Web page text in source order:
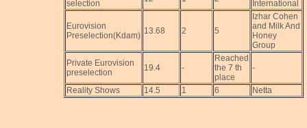
selection
International
Eurovision
Preselection(Kdam) 13.68 2 5
Izhar Cohen
and Milk And
Honey
Group
Private Eurovision
preselection
19.4 -
Reached
the 7 th
place
-
Reality Shows 14.5 1 6 Netta